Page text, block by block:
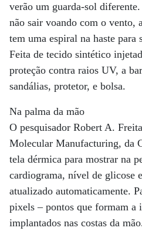
verão um guarda-sol
não sair voando com o vento,
tem uma espiral na haste para
Feita de tecido sintético
proteção contra raios UV, a
sandálias, protetor, e bolsa.
Na palma da mão
O pesquisador Robert A.
Molecular Manufacturing, da
tela dérmica para mostrar na
cardiograma, nível de glicose
atualizado automaticamente.
pixels – pontos que formam a
implantados nas costas da